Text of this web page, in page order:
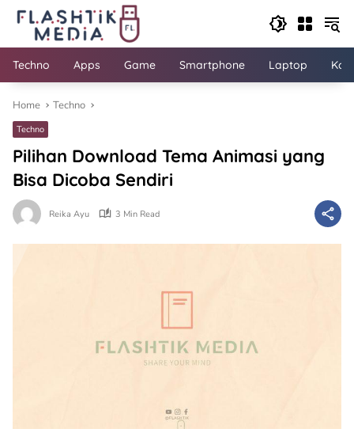
Skip
content
Techno Apps Game Smartphone Laptop
Home Techno
Techno
Pilihan Download Tema Animasi yang
Bisa Dicoba Sendiri
Reika Ayu 3 Min Read